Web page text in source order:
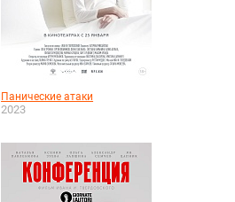
Панические атаки
2023